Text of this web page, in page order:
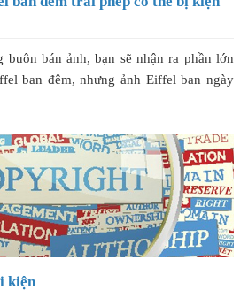
buôn bán ảnh, bạn sẽ nhận ra phần lớn
ban đêm, nhưng ảnh Eiffel ban ngày
kiện